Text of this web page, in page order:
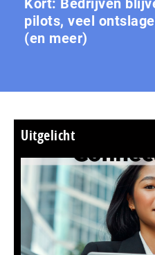
Kort: Bedrijven
pilots, veel
(en meer)
Uitgelicht